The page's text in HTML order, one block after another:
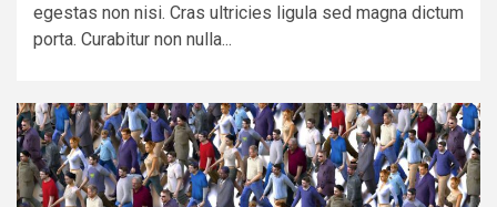
egestas non nisi. Cras ultricies ligula sed magna dictum
porta. Curabitur non nulla...